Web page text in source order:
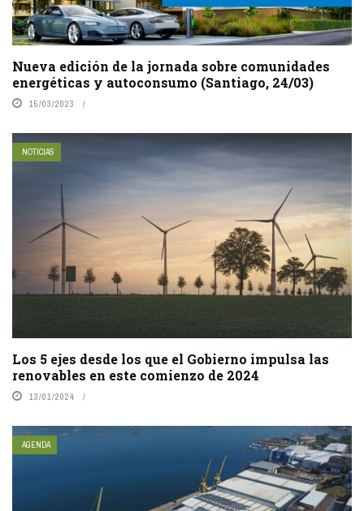
Nueva edición de la jornada sobre comunidades
energéticas y autoconsumo (Santiago, 24/03)
15/03/2023
NOTICIAS
Los 5 ejes desde los que el Gobierno impulsa las
renovables en este comienzo de 2024
13/01/2024
AGENDA